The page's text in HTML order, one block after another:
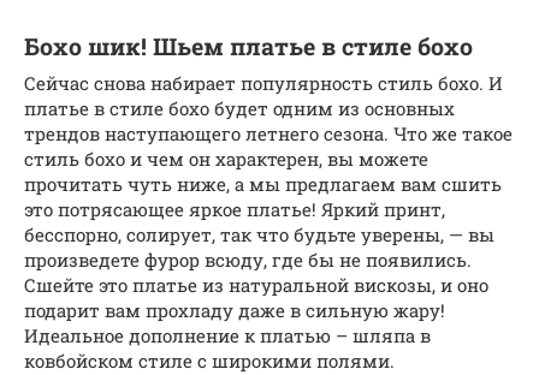
Бохо шик! Шьем платье в стиле бохо
Сейчас снова набирает популярность стиль бохо. И
платье в стиле бохо будет одним из основных
трендов наступающего летнего сезона. Что же такое
стиль бохо и чем он характерен, вы можете
прочитать чуть ниже, а мы предлагаем вам сшить
это потрясающее яркое платье! Яркий принт,
бесспорно, солирует, так что будьте уверены, — вы
произведете фурор всюду, где бы не появились.
Сшейте это платье из натуральной вискозы, и оно
подарит вам прохладу даже в сильную жару!
Идеальное дополнение к платью – шляпа в
ковбойском стиле с широкими полями.